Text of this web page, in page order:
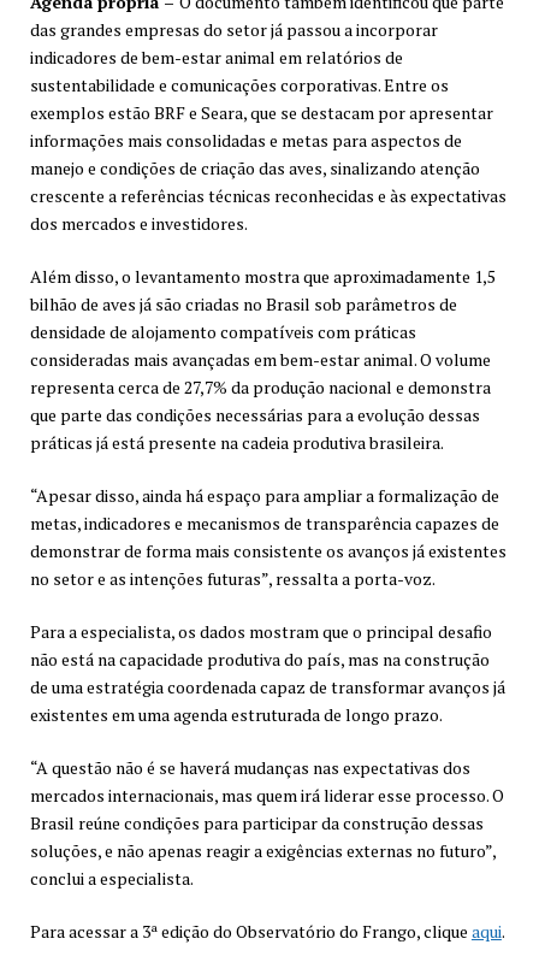
das grandes empresas do setor já passou a incorporar
indicadores de bem-estar animal em relatórios de
sustentabilidade e comunicações corporativas. Entre os
exemplos estão BRF e Seara, que se destacam por apresentar
informações mais consolidadas e metas para aspectos de
manejo e condições de criação das aves, sinalizando atenção
crescente a referências técnicas reconhecidas e às expectativas
dos mercados e investidores.
Além disso, o levantamento mostra que aproximadamente 1,5
bilhão de aves já são criadas no Brasil sob parâmetros de
densidade de alojamento compatíveis com práticas
consideradas mais avançadas em bem-estar animal. O volume
representa cerca de 27,7% da produção nacional e demonstra
que parte das condições necessárias para a evolução dessas
práticas já está presente na cadeia produtiva brasileira.
“Apesar disso, ainda há espaço para ampliar a formalização de
metas, indicadores e mecanismos de transparência capazes de
demonstrar de forma mais consistente os avanços já existentes
no setor e as intenções futuras”, ressalta a porta-voz.
Para a especialista, os dados mostram que o principal desafio
não está na capacidade produtiva do país, mas na construção
de uma estratégia coordenada capaz de transformar avanços já
existentes em uma agenda estruturada de longo prazo.
“A questão não é se haverá mudanças nas expectativas dos
mercados internacionais, mas quem irá liderar esse processo. O
Brasil reúne condições para participar da construção dessas
soluções, e não apenas reagir a exigências externas no futuro”,
conclui a especialista.
Para acessar a 3ª edição do Observatório do Frango, clique aqui.